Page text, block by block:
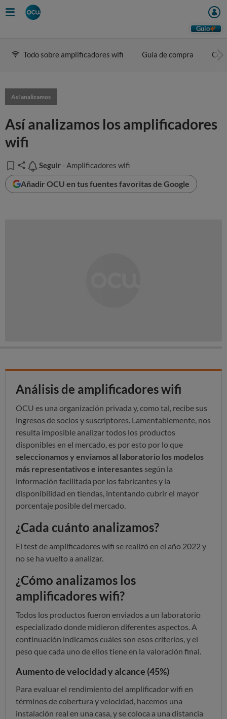
Guio
Todo sobre amplificadores wifi Guía de compra
Así analizamos
Así analizamos los amplificadores
wifi
Seguir
Seguir - Amplificadores wifi
Añadir OCU en tus fuentes favoritas de Google
Análisis de amplificadores wifi
OCU es una organización privada y, como tal, recibe sus
ingresos de socios y suscriptores. Lamentablemente, nos
resulta imposible analizar todos los productos
disponibles en el mercado, es por esto por lo que
seleccionamos y enviamos al laboratorio los modelos
más representativos e interesantes según la
información facilitada por los fabricantes y la
disponibilidad en tiendas, intentando cubrir el mayor
porcentaje posible del mercado.
¿Cada cuánto analizamos?
El test de amplificadores wifi se realizó en el año 2022 y
no se ha vuelto a analizar.
¿Cómo analizamos los
amplificadores wifi?
Todos los productos fueron enviados a un laboratorio
especializado donde midieron diferentes aspectos. A
continuación indicamos cuáles son esos criterios, y el
peso que cada uno de ellos tiene en la valoración final.
Aumento de velocidad y alcance (45%)
Para evaluar el rendimiento del amplificador wifi en
términos de cobertura y velocidad, hacemos una
instalación real en una casa, y se coloca a una distancia